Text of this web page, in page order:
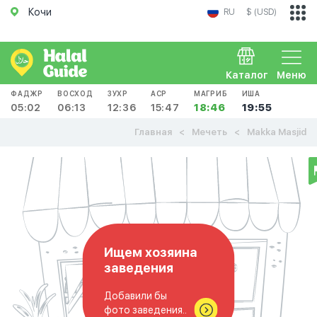
Кочи RU $ (USD)
Меню
Каталог
ФАДЖР
05:02
ВОСХОД
06:13
ЗУХР
12:36
АСР
15:47
МАГРИБ
18:46
ИША
19:55
Главная Мечеть Makka Masjid
Ищем хозяина
заведения
Добавили бы
фото заведения..